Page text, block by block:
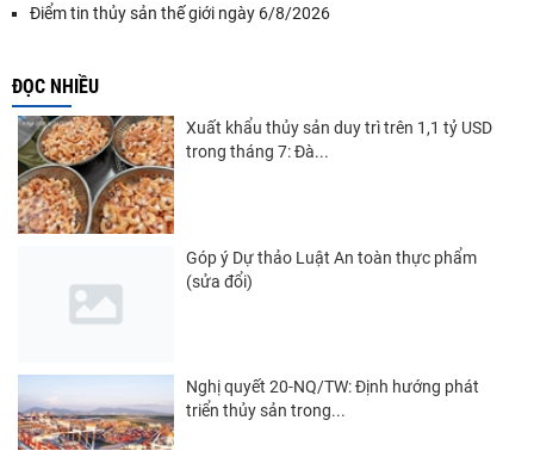
Điểm tin thủy sản thế giới ngày 6/8/2026
ĐỌC NHIỀU
Xuất khẩu thủy sản duy trì trên 1,1 tỷ USD
trong tháng 7: Đà...
Góp ý Dự thảo Luật An toàn thực phẩm
(sửa đổi)
Nghị quyết 20-NQ/TW: Định hướng phát
triển thủy sản trong...